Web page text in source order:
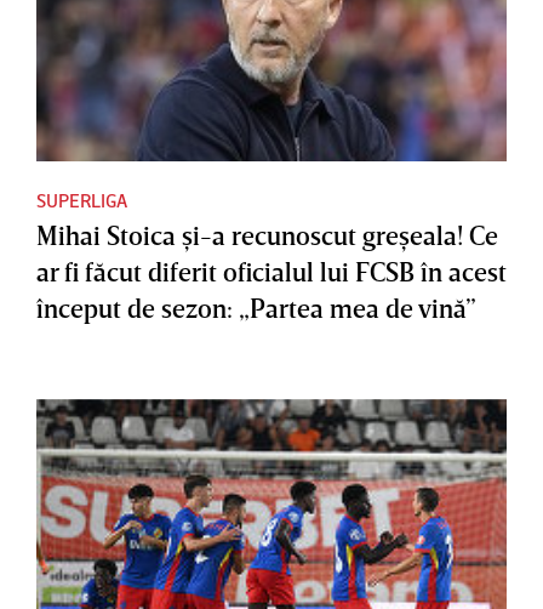
SUPERLIGA
Mihai Stoica şi-a recunoscut greşeala! Ce
ar fi făcut diferit oficialul lui FCSB în acest
început de sezon: „Partea mea de vină”